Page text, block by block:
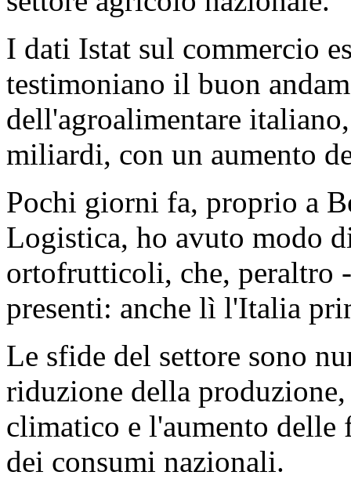
I dati Istat sul commercio
testimoniano il buon
dell'agroalimentare
miliardi, con un aumento
Pochi giorni fa, proprio a
Logistica, ho avuto modo
ortofrutticoli, che, peraltro
presenti: anche lì l'Italia
Le sfide del settore sono
riduzione della
climatico e l'aumento
dei consumi nazionali.